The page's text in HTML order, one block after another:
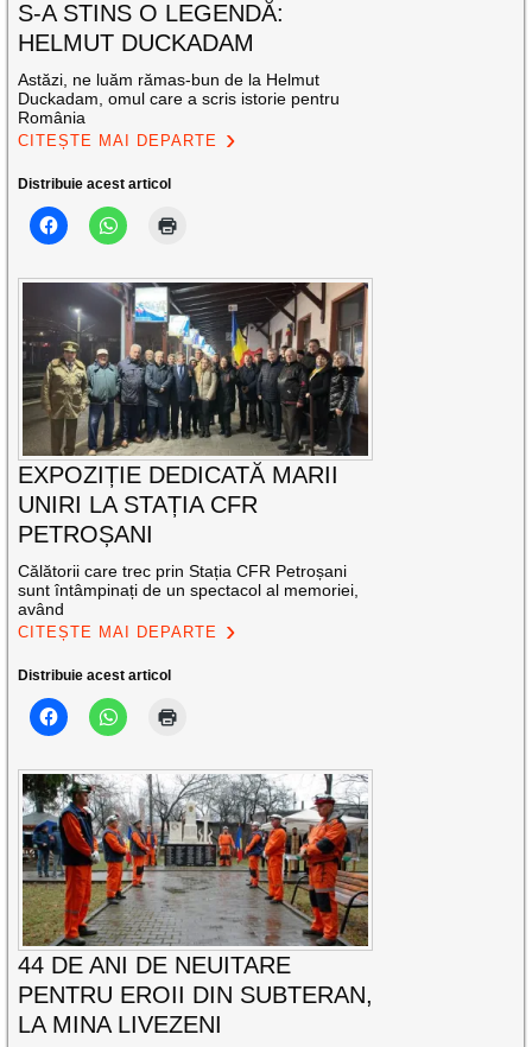
S-A STINS O LEGENDĂ:
HELMUT DUCKADAM
Astăzi, ne luăm rămas-bun de la Helmut
Duckadam, omul care a scris istorie pentru
România
CITEȘTE MAI DEPARTE
Distribuie acest articol
EXPOZIȚIE DEDICATĂ MARII
UNIRI LA STAȚIA CFR
PETROȘANI
Călătorii care trec prin Stația CFR Petroșani
sunt întâmpinați de un spectacol al memoriei,
având
CITEȘTE MAI DEPARTE
Distribuie acest articol
44 DE ANI DE NEUITARE
PENTRU EROII DIN SUBTERAN,
LA MINA LIVEZENI